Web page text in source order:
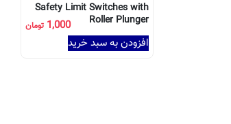
Safety Limit Switches with
Roller Plunger
1,000 تومان
افزودن به سبد خرید